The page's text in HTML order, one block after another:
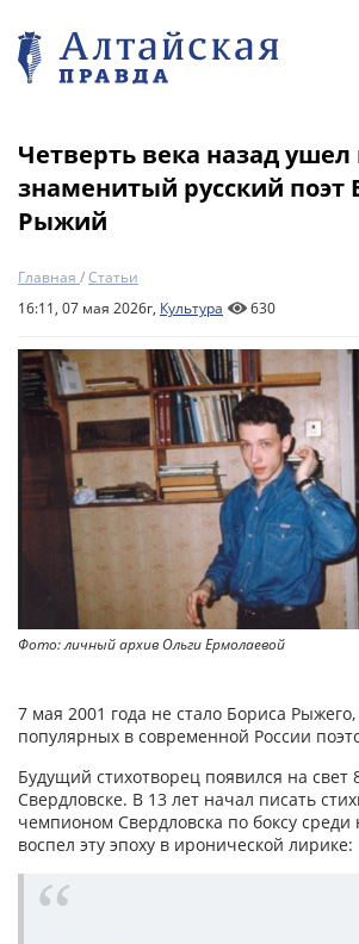
Четверть века назад
знаменитый русский поэт
Рыжий
Главная /Статьи
16:11, 07 мая 2026г, Культура 630
Фото: личный архив Ольги Ермолаевой
7 мая 2001 года не стало Бориса
популярных в современной России
Будущий стихотворец появился на свет
Свердловске. В 13 лет начал писать
чемпионом Свердловска по боксу
воспел эту эпоху в иронической лирике: